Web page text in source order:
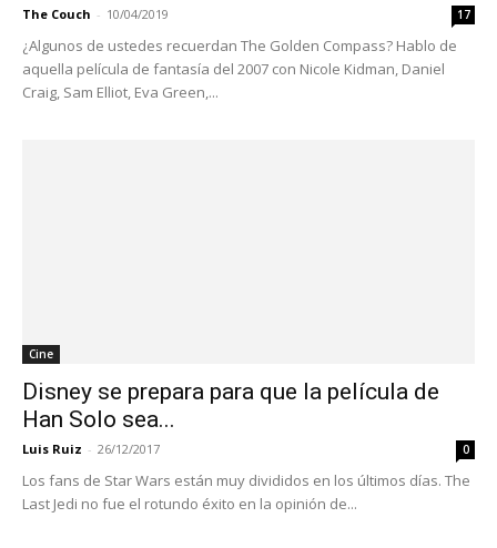
The Couch - 10/04/2019 17
¿Algunos de ustedes recuerdan The Golden Compass? Hablo de
aquella película de fantasía del 2007 con Nicole Kidman, Daniel
Craig, Sam Elliot, Eva Green,...
Cine
Disney se prepara para que la película de
Han Solo sea...
Luis Ruiz - 26/12/2017 0
Los fans de Star Wars están muy divididos en los últimos días. The
Last Jedi no fue el rotundo éxito en la opinión de...